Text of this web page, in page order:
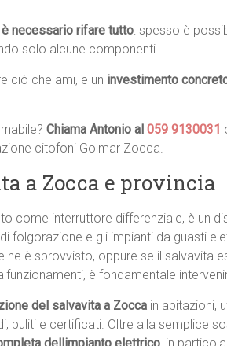
è necessario rifare tutto: spesso è
solo alcune componenti.
ciò che ami, e un investimento
Chiama Antonio al 059 9130031
citofoni Golmar Zocca.
a Zocca e provincia
come interruttore differenziale, è un
folgorazione e gli impianti da guasti
è sprovvisto, oppure se il salvavita
è fondamentale
del salvavita a Zocca in abitazioni,
puliti e certificati. Oltre alla semplice